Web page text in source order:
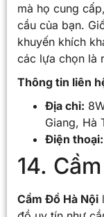
mà họ cung
cầu của bạn.
khuyến khích
các lựa chọn là
Thông tin liên
Địa chỉ:
Giang, Hà
Điện thoại:
14.
Cầm Đồ Hà Nội